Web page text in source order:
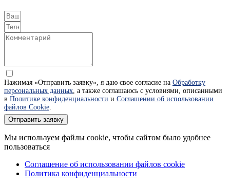
Нажимая «Отправить заявку», я даю свое согласие на Обработку
персональных данных , а также соглашаюсь с условиями, описанными
в Политике конфиденциальности и Соглашении об использовании
файлов Cookie
Отправить заявку
Мы используем файлы cookie, чтобы сайтом было удобнее
пользоваться
Соглашение об использовании файлов cookie
Политика конфиденциальности